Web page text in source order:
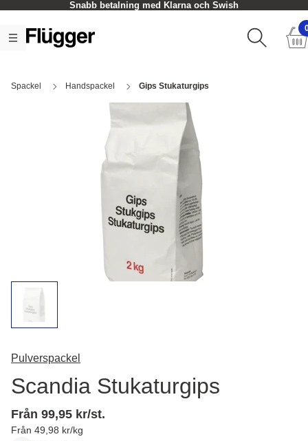
Snabb betalning med Klarna och Swish
Spackel Handspackel Gips Stukaturgips
Pulverspackel
Scandia Stukaturgips
Från 99,95 kr/st.
Från 49,98 kr/kg